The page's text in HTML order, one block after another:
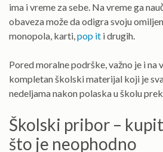
ima i vreme za sebe. Na vreme ga
obaveza može da odigra svoju
monopola, karti, pop it i drugih.
Pored moralne podrške, važno je i
kompletan školski materijal koji je
nedeljama nakon polaska u školu
Školski pribor –
što je neophodno